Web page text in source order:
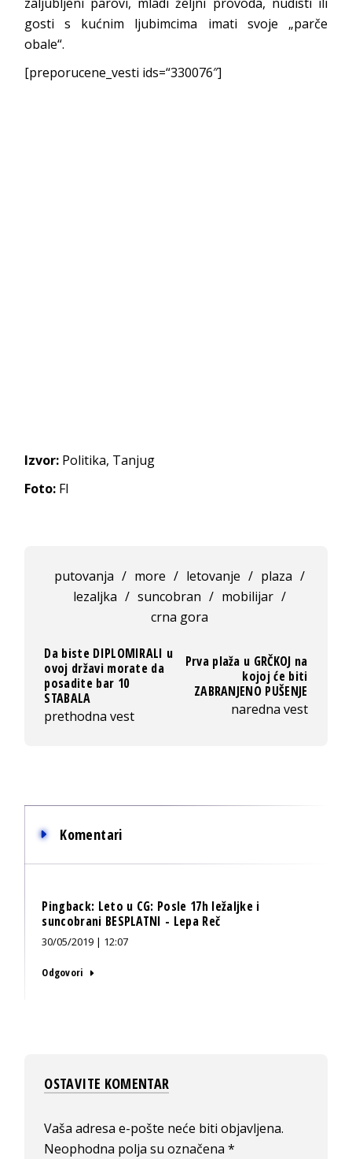
gosti s kućnim ljubimcima imati svoje „parče
obale“.
[preporucene_vesti ids=“330076″]
Izvor: Politika, Tanjug
Foto: FI
putovanja / more / letovanje / plaza /
lezaljka / suncobran / mobilijar /
crna gora
Da biste DIPLOMIRALI u
ovoj državi morate da
posadite bar 10
STABALA
prethodna vest
Prva plaža u GRČKOJ na
kojoj će biti
ZABRANJENO PUŠENJE
naredna vest
Komentari
Pingback: Leto u CG: Posle 17h ležaljke i
suncobrani BESPLATNI - Lepa Reč
30/05/2019 | 12:07
Odgovori
OSTAVITE KOMENTAR
Vaša adresa e-pošte neće biti objavljena.
Neophodna polja su označena*